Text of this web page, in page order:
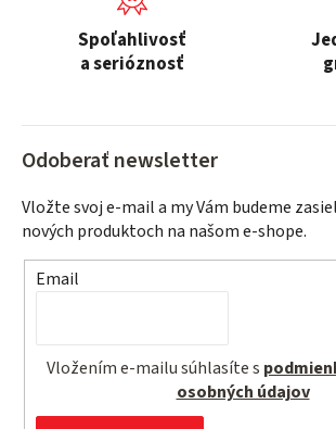
Spoľahlivosť
a serióznosť
Odoberať newsletter
Vložte svoj e-mail a my Vám budeme
nových produktoch na našom e-shope.
Email
Vložením e-mailu súhlasíte s
osobných údajov